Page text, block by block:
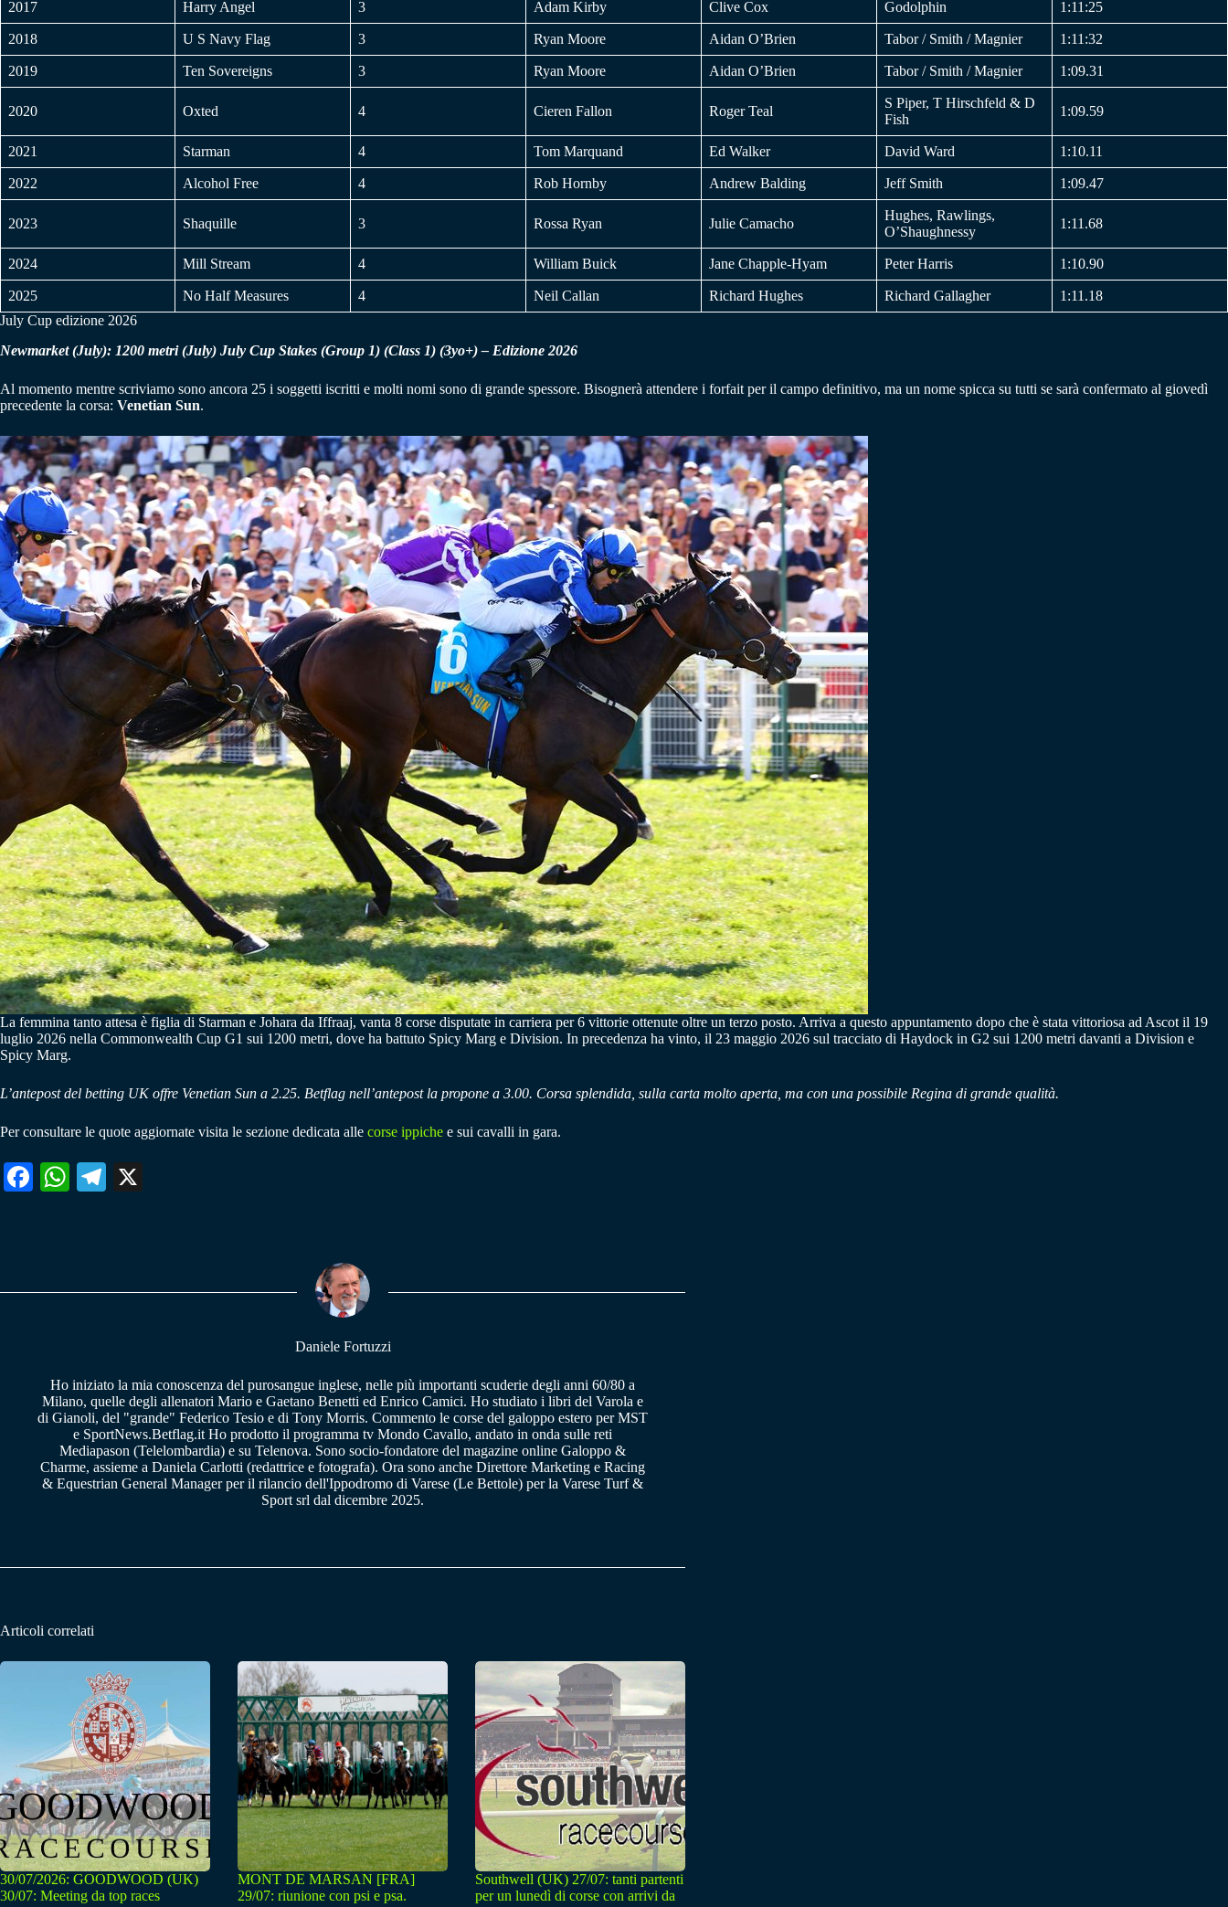
2017 Harry Angel 3 Adam Kirby Clive Cox Godolphin 1:11:25
2018 U S Navy Flag 3 Ryan Moore Aidan O’Brien Tabor / Smith / Magnier 1:11:32
2019 Ten Sovereigns 3 Ryan Moore Aidan O’Brien Tabor / Smith / Magnier 1:09.31
2020 Oxted 4 Cieren Fallon Roger Teal
S Piper, T Hirschfeld & D
Fish
1:09.59
2021 Starman 4 Tom Marquand Ed Walker David Ward 1:10.11
2022 Alcohol Free 4 Rob Hornby Andrew Balding Jeff Smith 1:09.47
2023 Shaquille 3 Rossa Ryan Julie Camacho
Hughes, Rawlings,
O’Shaughnessy
1:11.68
2024 Mill Stream 4 William Buick Jane Chapple-Hyam Peter Harris 1:10.90
2025 No Half Measures 4 Neil Callan Richard Hughes Richard Gallagher
1:11.18
July Cup edizione 2026
Newmarket (July): 1200 metri (July) July Cup Stakes (Group 1) (Class 1) (3yo+) – Edizione 2026
Al momento mentre scriviamo sono ancora 25 i soggetti iscritti e molti nomi sono di grande spessore. Bisognerà attendere i forfait per il campo definitivo, ma un nome spicca su tutti se sarà confermato al giovedì
precedente la corsa: Venetian Sun.
La femmina tanto attesa è figlia di Starman e Johara da Iffraaj, vanta 8 corse disputate in carriera per 6 vittorie ottenute oltre un terzo posto. Arriva a questo appuntamento dopo che è stata vittoriosa ad Ascot il 19
luglio 2026 nella Commonwealth Cup G1 sui 1200 metri, dove ha battuto Spicy Marg e Division. In precedenza ha vinto, il 23 maggio 2026 sul tracciato di Haydock in G2 sui 1200 metri davanti a Division e
Spicy Marg.
L’antepost del betting UK offre Venetian Sun a 2.25. Betflag nell’antepost la propone a 3.00. Corsa splendida, sulla carta molto aperta, ma con una possibile Regina di grande qualità.
Per consultare le quote aggiornate visita le sezione dedicata alle corse ippiche e sui cavalli in gara.
Fa W
pp
Te
m
Daniele Fortuzzi
Ho iniziato la mia conoscenza del purosangue inglese, nelle più importanti scuderie degli anni 60/80 a
Milano, quelle degli allenatori Mario e Gaetano Benetti ed Enrico Camici. Ho studiato i libri del Varola e
di Gianoli, del "grande" Federico Tesio e di Tony Morris. Commento le corse del galoppo estero per MST
e SportNews.Betflag.it Ho prodotto il programma tv Mondo Cavallo, andato in onda sulle reti
Mediapason (Telelombardia) e su Telenova. Sono socio-fondatore del magazine online Galoppo &
Charme, assieme a Daniela Carlotti (redattrice e fotografa). Ora sono anche Direttore Marketing e Racing
& Equestrian General Manager per il rilancio dell'Ippodromo di Varese (Le Bettole) per la Varese Turf &
Sport srl dal dicembre 2025.
Articoli correlati
30/07/2026: GOODWOOD (UK)
30/07: Meeting da top races
MONT DE MARSAN [FRA]
29/07: riunione con psi e psa.
Southwell (UK) 27/07: tanti partenti
per un lunedì di corse con arrivi da